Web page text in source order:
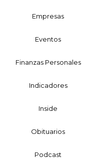
Empresas
Eventos
Finanzas Personales
Indicadores
Inside
Obituarios
Podcast